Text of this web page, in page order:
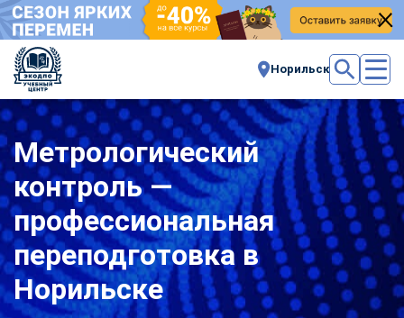
Норильск
Метрологический
контроль —
профессиональная
переподготовка в
Норильске